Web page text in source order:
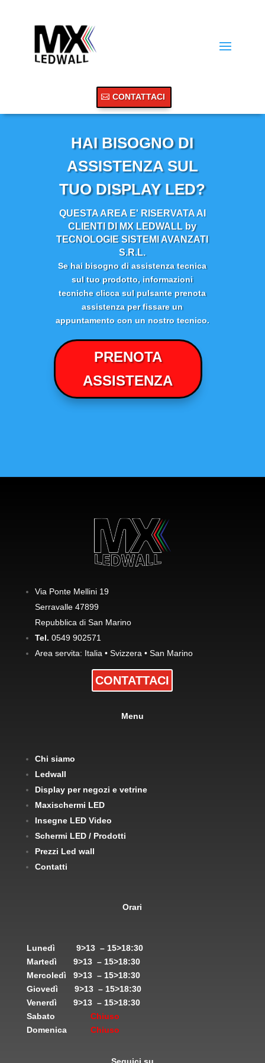
CONTATTACI
HAI BISOGNO DI
ASSISTENZA SUL
TUO DISPLAY LED?
QUESTA AREA E' RISERVATA AI
CLIENTI DI MX LEDWALL by
TECNOLOGIE SISTEMI AVANZATI
S.R.L.
Se hai bisogno di assistenza tecnica
sul tuo prodotto, informazioni
tecniche clicca sul pulsante prenota
assistenza per fissare un
appuntamento con un nostro tecnico.
PRENOTA
ASSISTENZA
Via Ponte Mellini 19
Serravalle 47899
Repubblica di San Marino
Tel. 0549 902571
Area servita: Italia • Svizzera • San Marino
CONTATTACI
Menu
Chi siamo
Ledwall
Display per negozi e vetrine
Maxischermi LED
Insegne LED Video
Schermi LED / Prodotti
Prezzi Led wall
Contatti
Orari
Lunedì 9>13 – 15>18:30
Martedì 9>13 – 15>18:30
Mercoledì 9>13 – 15>18:30
Giovedì 9>13 – 15>18:30
Venerdì 9>13 – 15>18:30
Sabato
Chiuso
Domenica
Chiuso